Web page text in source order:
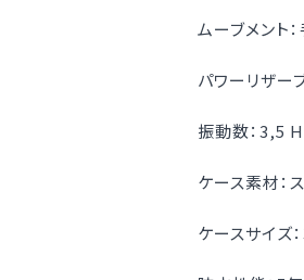
ムーブメント
パワーリザー
振動数：3,5
ケース素材：
ケースサイズ